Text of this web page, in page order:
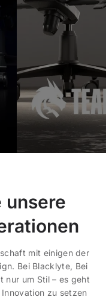
unsere
mit einigen der
Bei Blacklyte, Bei
nur um Stil – es geht
zu setzen